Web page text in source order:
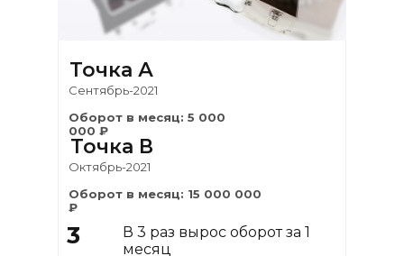
В 3 раз вырос оборот за 1
месяц
3
Октябрь-2021
Оборот в месяц: 15 000 000
₽
Сентябрь-2021
Оборот в месяц: 5 000
000 ₽
Точка В
Точка А